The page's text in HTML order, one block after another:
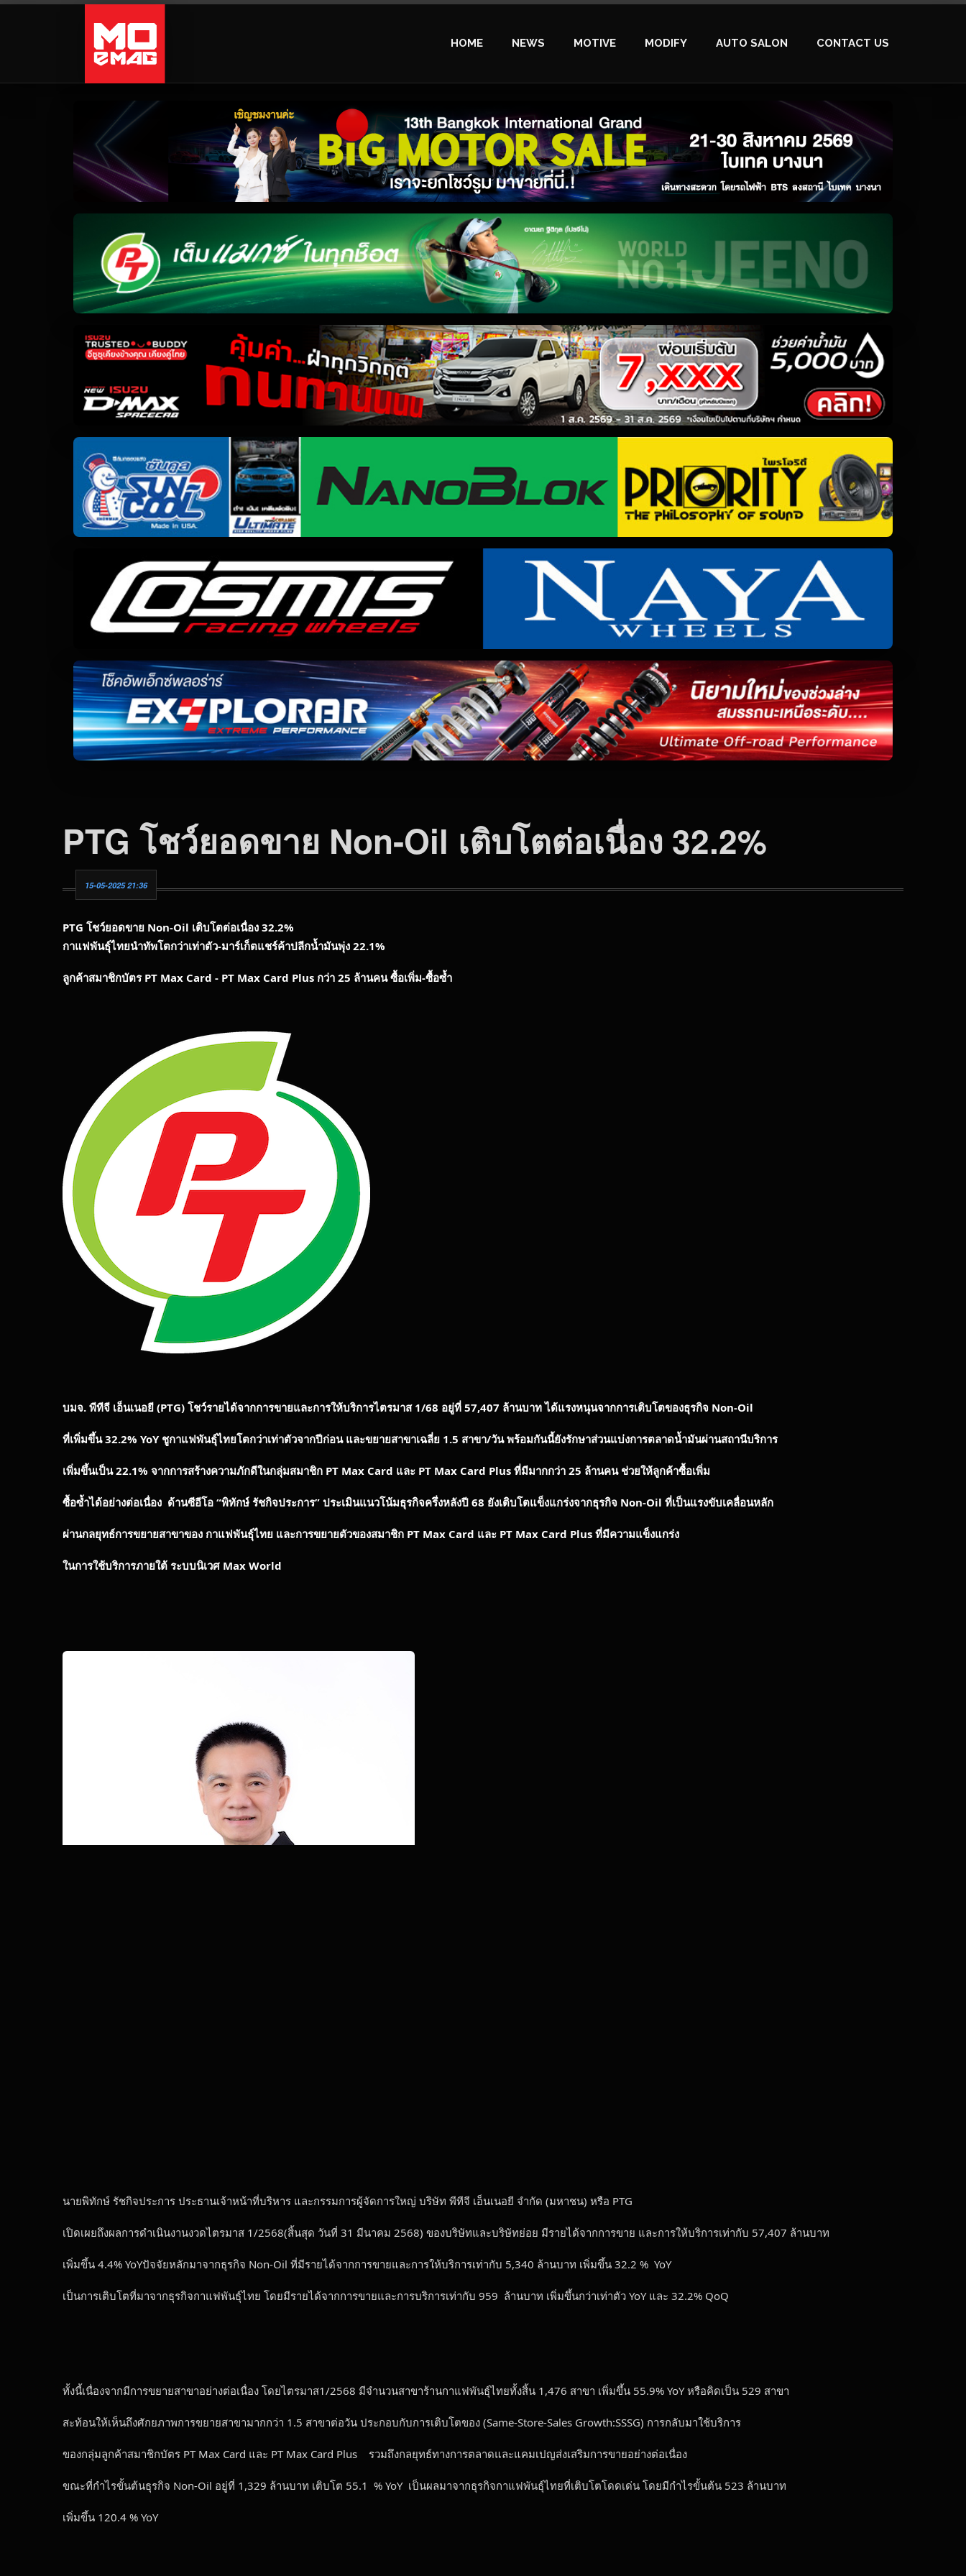
HOME NEWS MOTIVE MODIFY AUTO SALON CONTACT US
PTG โชว์ยอดขาย Non-Oil เติบโตต่อเนื่อง 32.2%
15-05-2025 21:36
PTG โชว์ยอดขาย Non-Oil เติบโตต่อเนื่อง 32.2%
กาแฟพันธุ์ไทยนำทัพโตกว่าเท่าตัว-มาร์เก็ตแชร์ค้าปลีกน้ำมันพุ่ง 22.1%
ลูกค้าสมาชิกบัตร PT Max Card - PT Max Card Plus กว่า 25 ล้านคน ซื้อเพิ่ม-ซื้อซ้ำ
บมจ. พีทีจี เอ็นเนอยี (PTG) โชว์รายได้จากการขายและการให้บริการไตรมาส 1/68 อยู่ที่ 57,407 ล้านบาท ได้แรงหนุนจากการเติบโตของธุรกิจ Non-Oil
ที่เพิ่มขึ้น 32.2% YoY ชูกาแฟพันธุ์ไทยโตกว่าเท่าตัวจากปีก่อน และขยายสาขาเฉลี่ย 1.5 สาขา/วัน พร้อมกันนี้ยังรักษาส่วนแบ่งการตลาดน้ำมันผ่านสถานีบริการ
เพิ่มขึ้นเป็น 22.1% จากการสร้างความภักดีในกลุ่มสมาชิก PT Max Card และ PT Max Card Plus ที่มีมากกว่า 25 ล้านคน ช่วยให้ลูกค้าซื้อเพิ่ม
ซื้อซ้ำได้อย่างต่อเนื่อง ด้านซีอีโอ “พิทักษ์ รัชกิจประการ” ประเมินแนวโน้มธุรกิจครึ่งหลังปี 68 ยังเติบโตแข็งแกร่งจากธุรกิจ Non-Oil ที่เป็นแรงขับเคลื่อนหลัก
ผ่านกลยุทธ์การขยายสาขาของ กาแฟพันธุ์ไทย และการขยายตัวของสมาชิก PT Max Card และ PT Max Card Plus ที่มีความแข็งแกร่ง
ในการใช้บริการภายใต้ ระบบนิเวศ Max World
นายพิทักษ์ รัชกิจประการ ประธานเจ้าหน้าที่บริหาร และกรรมการผู้จัดการใหญ่ บริษัท พีทีจี เอ็นเนอยี จำกัด (มหาชน) หรือ PTG
เปิดเผยถึงผลการดำเนินงานงวดไตรมาส 1/2568(สิ้นสุด วันที่ 31 มีนาคม 2568) ของบริษัทและบริษัทย่อย มีรายได้จากการขาย และการให้บริการเท่ากับ 57,407 ล้านบาท
เพิ่มขึ้น 4.4% YoYปัจจัยหลักมาจากธุรกิจ Non-Oil ที่มีรายได้จากการขายและการให้บริการเท่ากับ 5,340 ล้านบาท เพิ่มขึ้น 32.2 % YoY
เป็นการเติบโตที่มาจากธุรกิจกาแฟพันธุ์ไทย โดยมีรายได้จากการขายและการบริการเท่ากับ 959 ล้านบาท เพิ่มขึ้นกว่าเท่าตัว YoY และ 32.2% QoQ
ทั้งนี้เนื่องจากมีการขยายสาขาอย่างต่อเนื่อง โดยไตรมาส1/2568 มีจำนวนสาขาร้านกาแฟพันธุ์ไทยทั้งสิ้น 1,476 สาขา เพิ่มขึ้น 55.9% YoY หรือคิดเป็น 529 สาขา
สะท้อนให้เห็นถึงศักยภาพการขยายสาขามากกว่า 1.5 สาขาต่อวัน ประกอบกับการเติบโตของ (Same-Store-Sales Growth:SSSG) การกลับมาใช้บริการ
ของกลุ่มลูกค้าสมาชิกบัตร PT Max Card และ PT Max Card Plus รวมถึงกลยุทธ์ทางการตลาดและแคมเปญส่งเสริมการขายอย่างต่อเนื่อง
ขณะที่กำไรขั้นต้นธุรกิจ Non-Oil อยู่ที่ 1,329 ล้านบาท เติบโต 55.1 % YoY เป็นผลมาจากธุรกิจกาแฟพันธุ์ไทยที่เติบโตโดดเด่น โดยมีกำไรขั้นต้น 523 ล้านบาท
เพิ่มขึ้น 120.4 % YoY